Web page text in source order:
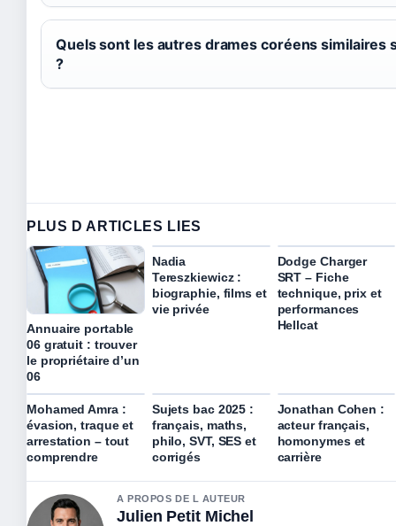
Quels sont les autres drames coréens similaires
?
PLUS D ARTICLES LIES
Annuaire portable
06 gratuit : trouver
le propriétaire d’un
06
Nadia
Tereszkiewicz :
biographie, films et
vie privée
Dodge Charger
SRT – Fiche
technique, prix et
performances
Hellcat
Mohamed Amra :
évasion, traque et
arrestation – tout
comprendre
Sujets bac 2025 :
français, maths,
philo, SVT, SES et
corrigés
Jonathan Cohen :
acteur français,
homonymes et
carrière
A PROPOS DE L AUTEUR
Julien Petit Michel